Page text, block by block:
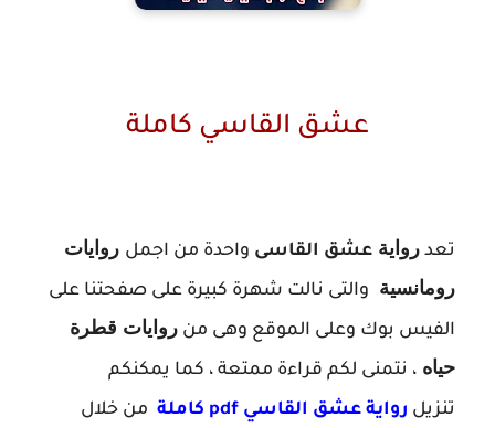
عشق القاسي كاملة
تعد رواية عشق القاسى واحدة من اجمل روايات
رومانسية
والتى نالت شهرة كبيرة على صفحتنا على
الفيس بوك وعلى الموقع وهى من روايات قطرة
حياه ، نتمنى لكم قراءة ممتعة ، كما يمكنكم
تنزيل رواية عشق القاسي pdf كاملة
من خلال